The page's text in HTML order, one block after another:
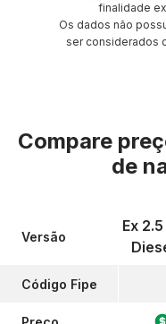
finalidade
Os dados não
ser considerados
Compare
de
Versão
Código Fipe
Ex